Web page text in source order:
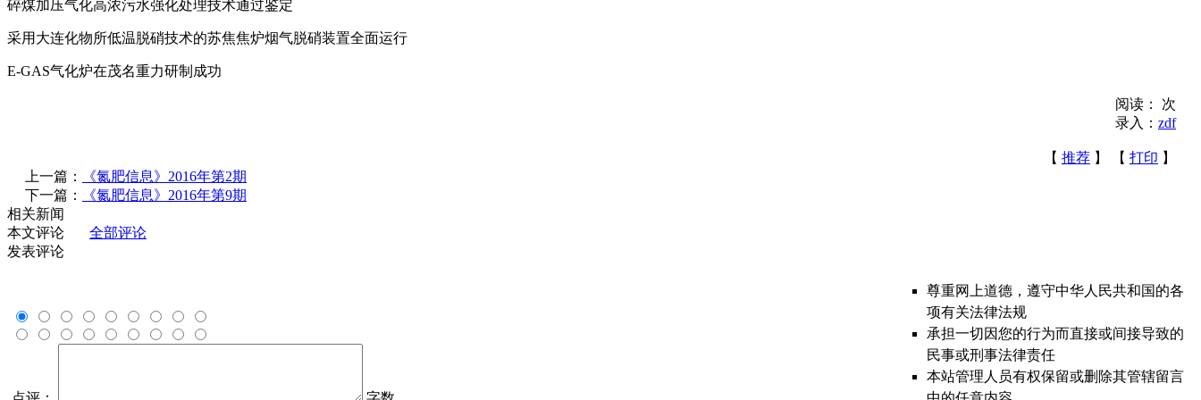
碎煤加压气化高浓污水强化处理技术通过鉴定
采用大连化物所低温脱硝技术的苏焦焦炉烟气脱硝装置全面运行
E-GAS气化炉在茂名重力研制成功
阅读：
次
录入： zdf
【 推荐 】 【 打印 】
上一篇：
《氮肥信息》2016年第2期
下一篇：
《氮肥信息》2016年第9期
相关新闻
本文评论
全部评论
发表评论
尊重网上道德，遵守中华人民共和国的各
项有关法律法规
承担一切因您的行为而直接或间接导致的
民事或刑事法律责任
本站管理人员有权保留或删除其管辖留言